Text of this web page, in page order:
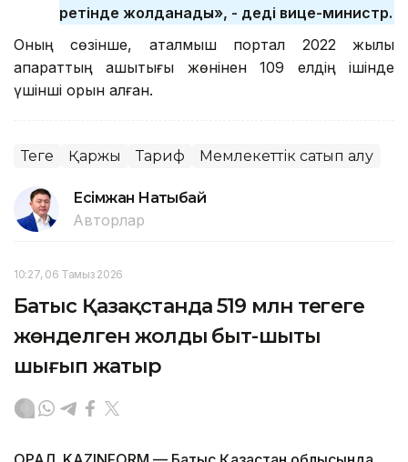
ретінде жолданады», - деді вице-министр.
Оның сөзінше, аталмыш портал 2022 жылы
ақпараттың ашықтығы жөнінен 109 елдің ішінде
үшінші орын алған.
Теңге Қаржы Тариф Мемлекеттік сатып алу
Есімжан Нақтыбай
Авторлар
10:27, 06 Тамыз 2026
Батыс Қазақстанда 519 млн теңгеге
жөнделген жолдың быт-шыты
шығып жатыр